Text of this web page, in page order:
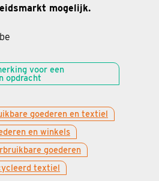
mogelijk.
voor een
opdracht
goederen en textiel
en winkels
goederen
textiel